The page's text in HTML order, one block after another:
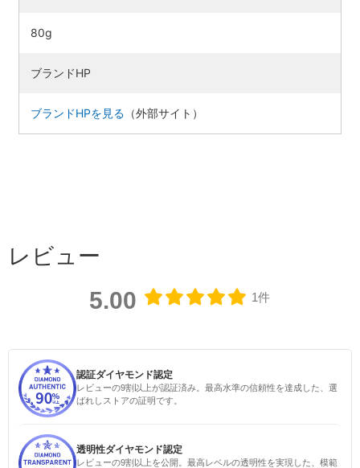
80g
ブランドHP
ブランドHPを見る （外部サイト）
レビュー
5.00 1件
認証ダイヤモンド認定
レビューの9割以上が認証済み。最高水準の信頼性を達成した、選
ばれしストアの証明です。
透明性ダイヤモンド認定
レビューの9割以上を公開。最高レベルの透明性を実現した、模範